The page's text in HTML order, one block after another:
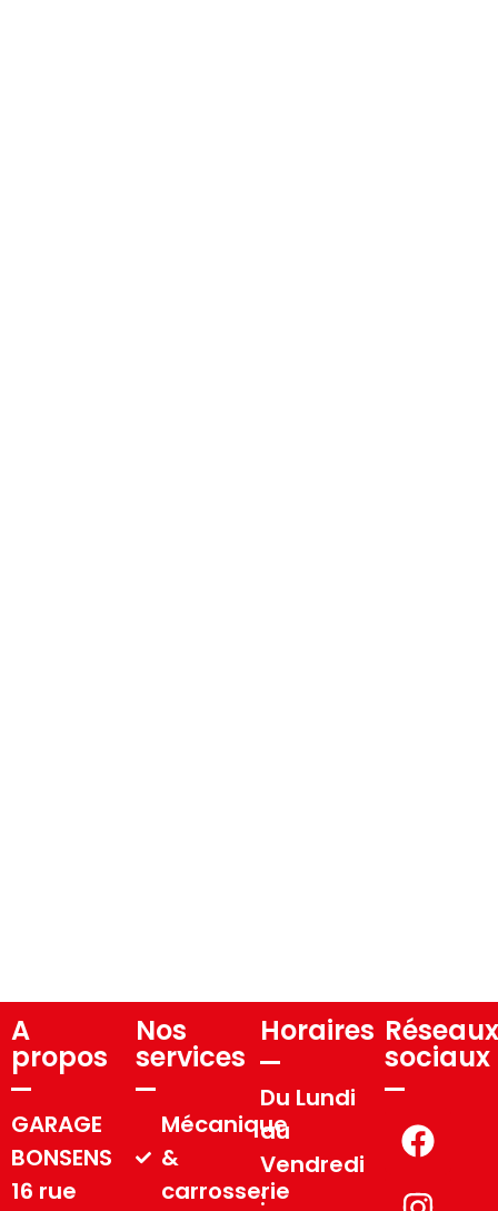
A
propos
GARAGE
BONSENS
16 rue
Nos
services
Mécanique
&
carrosserie
Horaires
Du Lundi
au
Vendredi
:
Réseaux
sociaux